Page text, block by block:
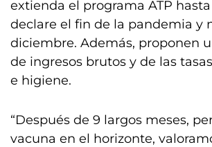
extienda el programa ATP
declare el fin de la pandemia y
diciembre. Además, proponen
de ingresos brutos y de las
e higiene.
“Después de 9 largos meses,
vacuna en el horizonte,